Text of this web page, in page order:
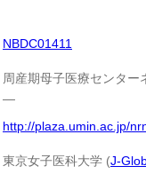
NBDC01411
周産期母子医療センタ
―
http://plaza.umin.ac.jp/
東京女子医科大学 (J-